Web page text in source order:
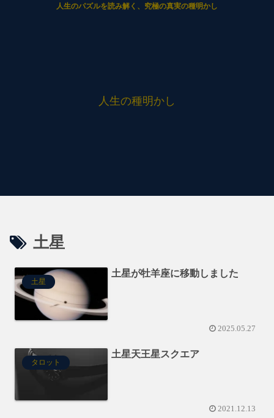
人生の種明かし
人生のパズルを読み解く、究極の真実の種明かし
土星
土星
土星が牡羊座に移動しました
2025.05.27
タロット
土星天王星スクエア
2021.12.13